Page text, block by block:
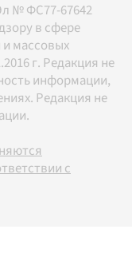
№ ФС77-67642
в сфере
массовых
г. Редакция не
информации,
Редакция не
с